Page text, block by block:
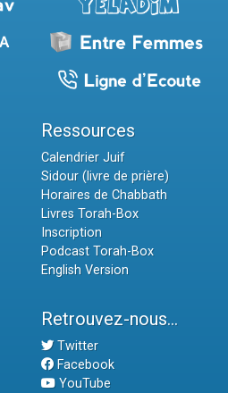
Ressources
Calendrier Juif
Sidour (livre de prière)
Horaires de Chabbath
Livres Torah-Box
Inscription
Podcast Torah-Box
English Version
Retrouvez-nous...
Twitter
Facebook
YouTube